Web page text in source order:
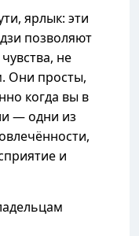
ярлык: эти
позволяют
не
Они просты,
когда вы в
— одни из
и